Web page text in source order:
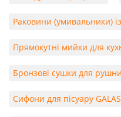
Раковини (умивальники)
Прямокутні мийки для
Бронзові сушки для
Сифони для пісуару